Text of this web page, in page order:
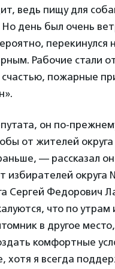
ведь пищу для
день был очень
перекинулся
Рабочие стали
пожарные
он по-
от жителей
— рассказал
избирателей округа
Сергей Федорович
что по утрам
в другое
комфортные
хотя я всегда